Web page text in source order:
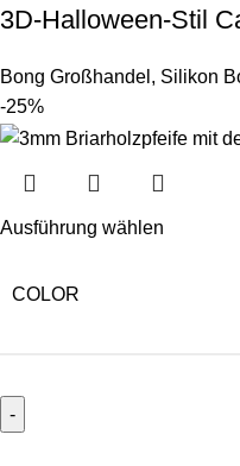
3D-Halloween-Stil
Bong Großhandel , Silikon
-25%
Ausführung wählen
COLOR